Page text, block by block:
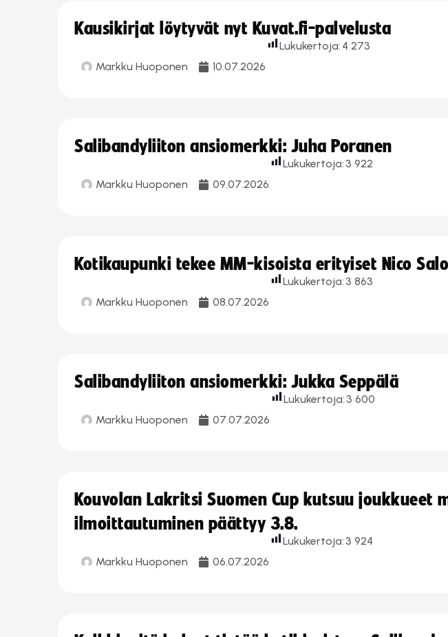
Kausikirjat löytyvät nyt Kuvat.fi-palvelusta
Markku Huoponen 10.07.2026
Lukukertoja: 4 273
Salibandyliiton ansiomerkki: Juha Poranen
Markku Huoponen 09.07.2026
Lukukertoja: 3 922
Kotikaupunki tekee MM-kisoista erityiset Nico
Markku Huoponen 08.07.2026
Lukukertoja: 3 863
Salibandyliiton ansiomerkki: Jukka Seppälä
Markku Huoponen 07.07.2026
Lukukertoja: 3 600
Kouvolan Lakritsi Suomen Cup kutsuu joukkueet
ilmoittautuminen päättyy 3.8.
Markku Huoponen 06.07.2026
Lukukertoja: 3 924